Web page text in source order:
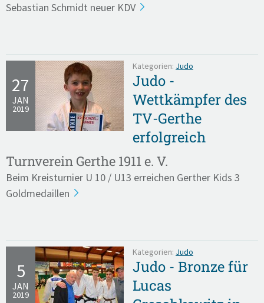
Sebastian Schmidt neuer KDV
27
JAN
2019
Kategorien: Judo
Judo -
Wettkämpfer des
TV-Gerthe
erfolgreich
Turnverein Gerthe 1911 e. V.
Beim Kreisturnier U 10 / U13 erreichen Gerther Kids 3
Goldmedaillen
5
JAN
2019
Kategorien: Judo
Judo - Bronze für
Lucas